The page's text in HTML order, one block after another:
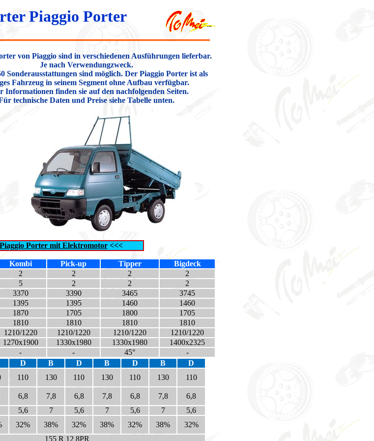
Piaggio Porter
von Piaggiosind in verschiedenen Ausführungen lieferbar.
Je nach Verwendungzweck.
Sonderausstattungen sind möglich. Der Piaggio Porter ist als
Fahrzeug in seinem Segment ohne Aufbau verfügbar.
Informationen finden sie auf den nachfolgenden Seiten.
technische Daten und Preise siehe Tabelle unten.
Porter mit Elektromotor<<<
Kombi Pick-up Tipper
Bigdeck
2 2 2
2
5 2 2
2
3370 3390 3465
3745
1395 1395 1460
1460
1870 1705 1800
1705
1810 1810 1810
1810
1210/1220 1210/1220 1210/1220
1210/1220
1270x1900 1330x1980 1330x1980
1400x2325
- - 45°
-
D B D B D B
D
110 130 110 130 110 130
110
6,8 7,8 6,8 7,8 6,8 7,8
6,8
5,6 7 5,6 7 5,6 7
5,6
32% 38% 32% 38% 32% 38%
32%
155 R 12 8PR